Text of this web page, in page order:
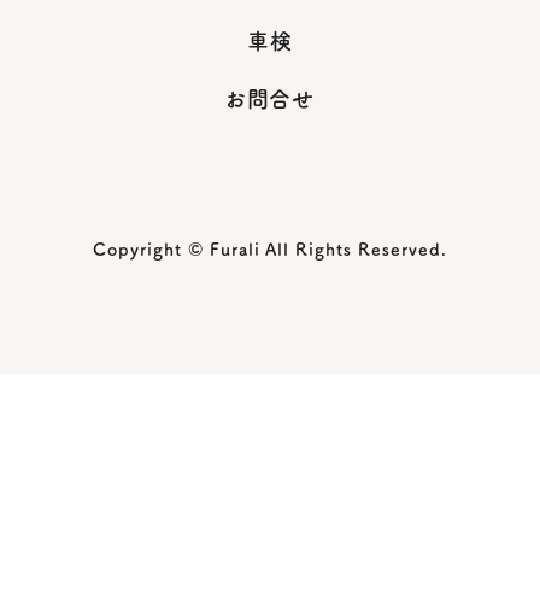
車検
お問合せ
Copyright © Furali All Rights Reserved.